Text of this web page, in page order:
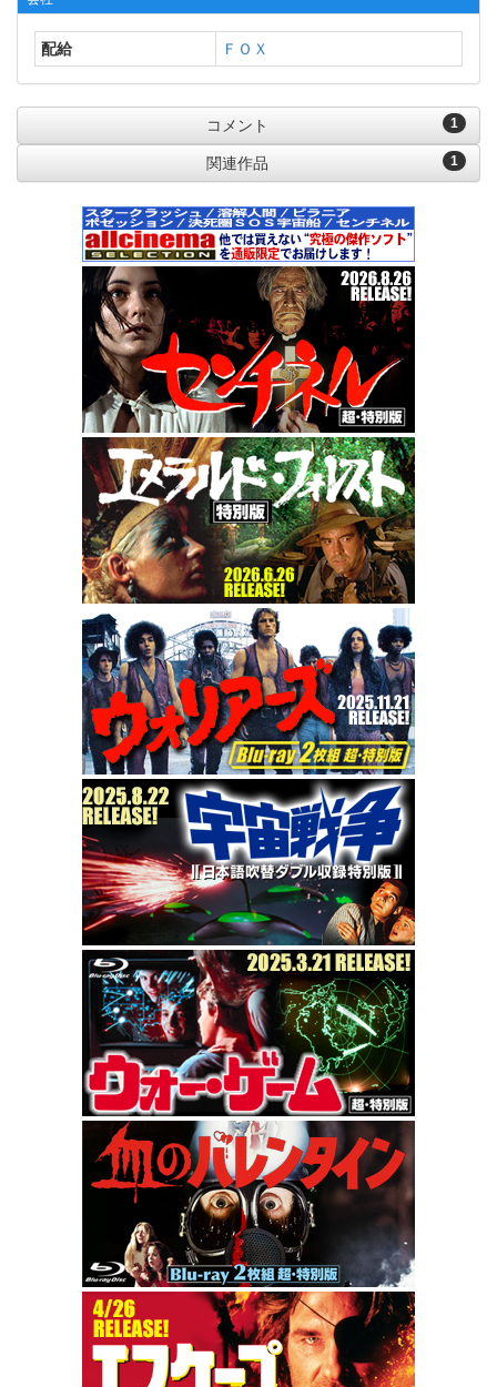
配給 ＦＯＸ
1
コメント
1
関連作品